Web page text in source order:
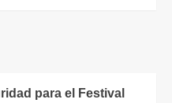
para el Festival